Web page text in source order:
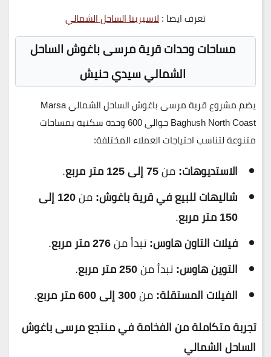
تعرف ايضا :لاسيرينا الساحل الشمالي
مساحات وحدات قرية مرسى باغوش الساحل
الشمالي سيدي حنيش
يضم مشروعقرية مرسى باغوش الساحل الشماليMarsa
Baghush North Coastحوالي600 وحدة سكنية
بمساحات
متنوعة لتناسب احتياجات العملاء المختلفة:
الاستديوهات:من75 إلى 125 متر مربع
.
شاليهات للبيع في قرية باغوش:من
120 إلى
150 متر مربع
.
فيلات التاون هاوس:تبدأ من276 متر مربع
.
التوين هاوس:تبدأ من250 متر مربع
.
الفيلات المستقلة:من300 إلى 600 متر مربع
.
تجربة متكاملة من الفخامة في منتجع مرسى باغوش
الساحل الشمالي